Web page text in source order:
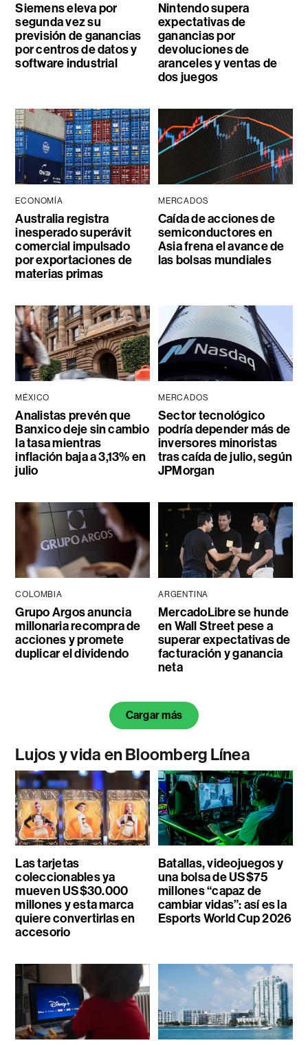
Siemens eleva por
segunda vez su
previsión de ganancias
por centros de datos y
software industrial
Nintendo supera
expectativas de
ganancias por
devoluciones de
aranceles y ventas de
dos juegos
ECONOMÍA
Australia registra
inesperado superávit
comercial impulsado
por exportaciones de
materias primas
MERCADOS
Caída de acciones de
semiconductores en
Asia frena el avance de
las bolsas mundiales
MÉXICO
Analistas prevén que
Banxico deje sin cambio
la tasa mientras
inflación baja a 3,13% en
julio
MERCADOS
Sector tecnológico
podría depender más de
inversores minoristas
tras caída de julio, según
JPMorgan
COLOMBIA
Grupo Argos anuncia
millonaria recompra de
acciones y promete
duplicar el dividendo
ARGENTINA
MercadoLibre se hunde
en Wall Street pese a
superar expectativas de
facturación y ganancia
neta
Cargar más
Lujos y vida en Bloomberg Línea
Las tarjetas
coleccionables ya
mueven US$30.000
millones y esta marca
quiere convertirlas en
accesorio
Batallas, videojuegos y
una bolsa de US$75
millones “capaz de
cambiar vidas”: así es la
Esports World Cup 2026